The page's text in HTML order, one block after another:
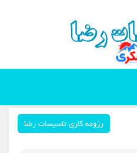
رزومه کاری تاسیسات رضا